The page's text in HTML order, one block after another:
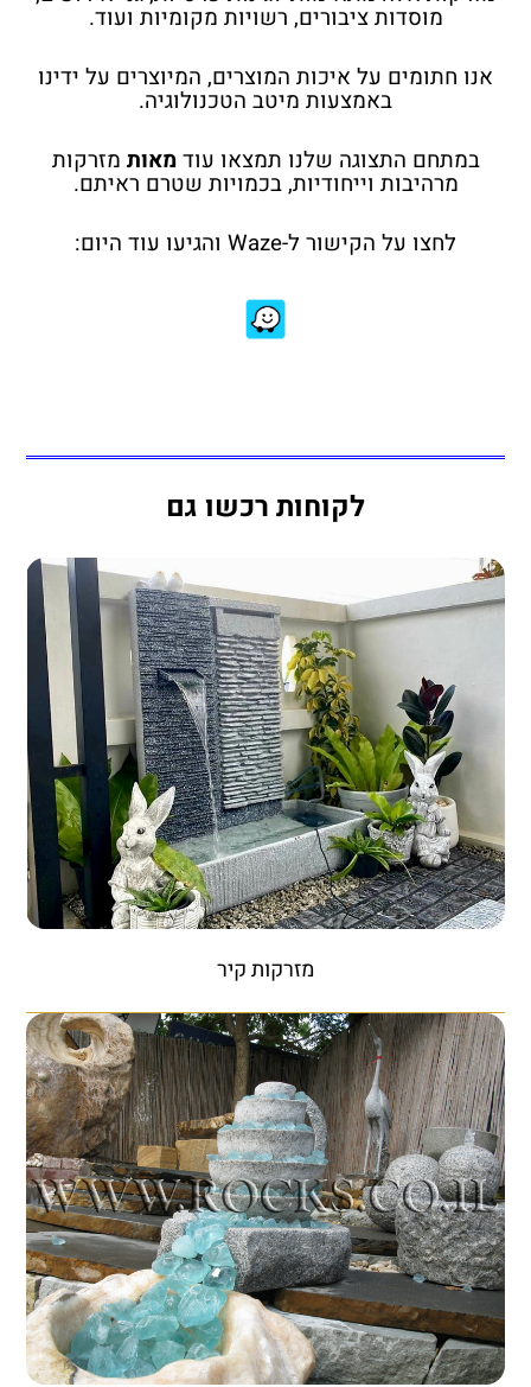
מוסדות ציבורים, רשויות מקומיות ועוד.
אנו חתומים על איכות המוצרים, המיוצרים על ידינו
באמצעות מיטב הטכנולוגיה.
במתחם התצוגה שלנו תמצאו עודמאות מזרקות
מרהיבות וייחודיות, בכמויות שטרם ראיתם.
לחצו על הקישור ל-Waze והגיעו עוד היום:
לקוחות רכשו גם
מזרקות קיר